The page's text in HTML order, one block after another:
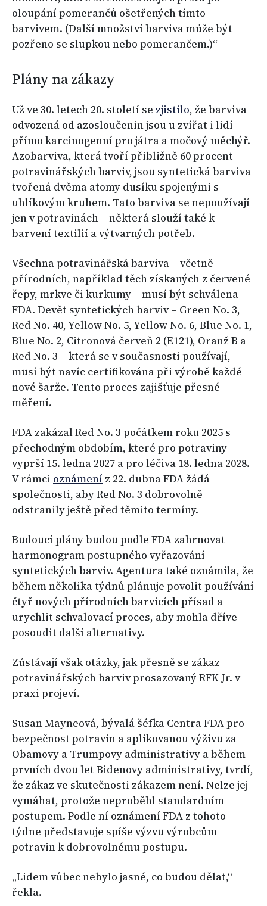
oloupání pomerančů ošetřených tímto
barvivem. (Další množství barviva může být
pozřeno se slupkou nebo pomerančem.)“
Plány na zákazy
Už ve 30. letech 20. století se zjistilo, že barviva
odvozená od azosloučenin jsou u zvířat i lidí
přímo karcinogenní pro játra a močový měchýř.
Azobarviva, která tvoří přibližně 60 procent
potravinářských barviv, jsou syntetická barviva
tvořená dvěma atomy dusíku spojenými s
uhlíkovým kruhem. Tato barviva se nepoužívají
jen v potravinách – některá slouží také k
barvení textilií a výtvarných potřeb.
Všechna potravinářská barviva – včetně
přírodních, například těch získaných z červené
řepy, mrkve či kurkumy – musí být schválena
FDA. Devět syntetických barviv – Green No. 3,
Red No. 40, Yellow No. 5, Yellow No. 6, Blue No. 1,
Blue No. 2, Citronová červeň 2 (E121), Oranž B a
Red No. 3 – která se v současnosti používají,
musí být navíc certifikována při výrobě každé
nové šarže. Tento proces zajišťuje přesné
měření.
FDA zakázal Red No. 3 počátkem roku 2025 s
přechodným obdobím, které pro potraviny
vyprší 15. ledna 2027 a pro léčiva 18. ledna 2028.
V rámci oznámení z 22. dubna FDA žádá
společnosti, aby Red No. 3 dobrovolně
odstranily ještě před těmito termíny.
Budoucí plány budou podle FDA zahrnovat
harmonogram postupného vyřazování
syntetických barviv. Agentura také oznámila, že
během několika týdnů plánuje povolit používání
čtyř nových přírodních barvicích přísad a
urychlit schvalovací proces, aby mohla dříve
posoudit další alternativy.
Zůstávají však otázky, jak přesně se zákaz
potravinářských barviv prosazovaný RFK Jr. v
praxi projeví.
Susan Mayneová, bývalá šéfka Centra FDA pro
bezpečnost potravin a aplikovanou výživu za
Obamovy a Trumpovy administrativy a během
prvních dvou let Bidenovy administrativy, tvrdí,
že zákaz ve skutečnosti zákazem není. Nelze jej
vymáhat, protože neproběhl standardním
postupem. Podle ní oznámení FDA z tohoto
týdne představuje spíše výzvu výrobcům
potravin k dobrovolnému postupu.
„Lidem vůbec nebylo jasné, co budou dělat,“
řekla.